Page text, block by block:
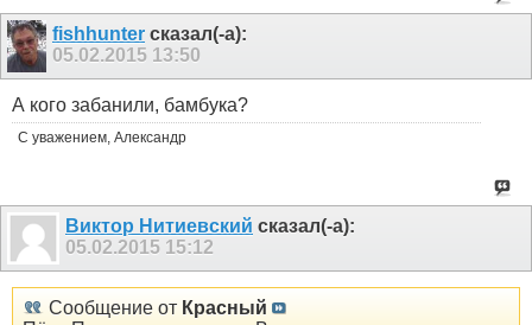
fishhunter сказал(-а):
05.02.2015 13:50
А кого забанили, бамбука?
С уважением, Александр
Виктор Нитиевский сказал(-а):
05.02.2015 15:12
Сообщение от Красный